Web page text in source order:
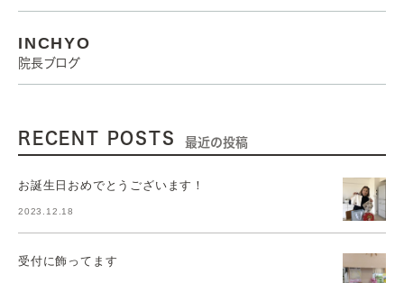
INCHYO
院長ブログ
RECENT POSTS 最近の投稿
お誕生日おめでとうございます！
2023.12.18
受付に飾ってます